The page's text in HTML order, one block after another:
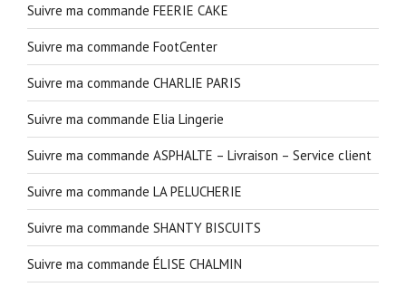
Suivre ma commande FEERIE CAKE
Suivre ma commande FootCenter
Suivre ma commande CHARLIE PARIS
Suivre ma commande Elia Lingerie
Suivre ma commande ASPHALTE – Livraison – Service client
Suivre ma commande LA PELUCHERIE
Suivre ma commande SHANTY BISCUITS
Suivre ma commande ÉLISE CHALMIN